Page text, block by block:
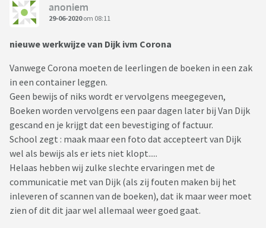
anoniem
29-06-2020om 08:11
nieuwe werkwijze van Dijk ivm Corona
Vanwege Corona moeten de leerlingen de boeken in een zak
in een container leggen.
Geen bewijs of niks wordt er vervolgens meegegeven,
Boeken worden vervolgens een paar dagen later bij Van Dijk
gescand en je krijgt dat een bevestiging of factuur.
School zegt : maak maar een foto dat accepteert van Dijk
wel als bewijs als er iets niet klopt.....
Helaas hebben wij zulke slechte ervaringen met de
communicatie met van Dijk (als zij fouten maken bij het
inleveren of scannen van de boeken), dat ik maar weer moet
zien of dit dit jaar wel allemaal weer goed gaat.